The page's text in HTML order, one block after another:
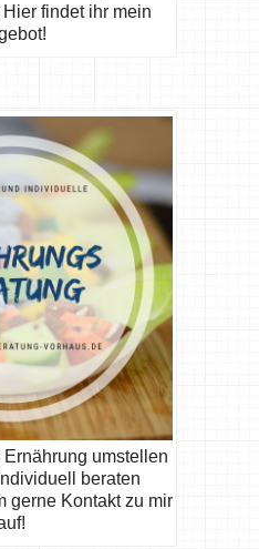
findet ihr mein
umstellen
beraten
gerne Kontakt zu mir